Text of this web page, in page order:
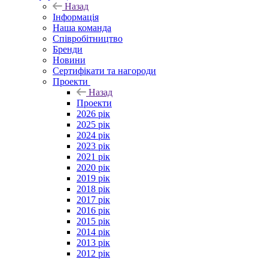
Назад
Інформація
Наша команда
Співробітництво
Бренди
Новини
Сертифікати та нагороди
Проекти
Назад
Проекти
2026 рік
2025 рік
2024 рік
2023 рік
2021 рік
2020 рік
2019 рік
2018 рік
2017 рік
2016 рік
2015 рік
2014 рік
2013 рік
2012 рік